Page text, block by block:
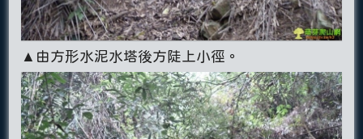
▲由方形水泥水塔後方陡上小徑。